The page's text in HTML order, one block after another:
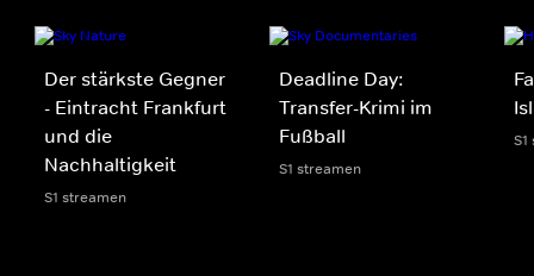
Der stärkste Gegner
- Eintracht Frankfurt
und die
Nachhaltigkeit
S1 streamen
Deadline Day:
Transfer-Krimi im
Fußball
S1 streamen